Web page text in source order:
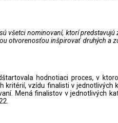
všetci nominovaní, ktorí
otvorenosťou inšpirovať druhých a
hodnotiaci proces, v
vzídu finalisti v jednotlivých
Mená finalistov v jednotlivých